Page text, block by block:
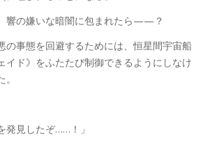
響の嫌いな暗闇に包まれたら——？
の事態を回避するためには、恒星間宇宙船
イド》をふたたび制御できるようにしなけ
発見したぞ……！」